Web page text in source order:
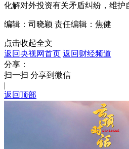
化解对外投资有关矛盾纠纷，维护
编辑：司晓颖 责任编辑：焦健
点击收起全文
返回央视网首页 返回财经频道
分享：
扫一扫 分享到微信
|
返回顶部